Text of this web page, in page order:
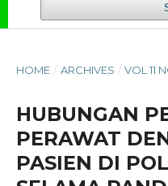
HOME / ARCHIVES / VOL 11
HUBUNGAN
PERAWAT
PASIEN DI